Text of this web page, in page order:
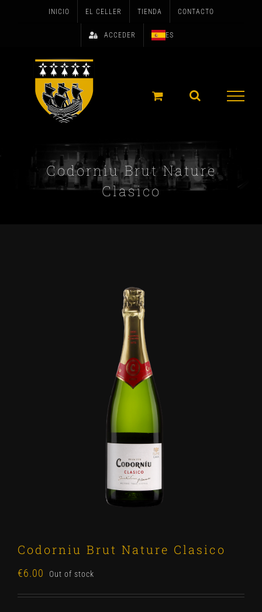
INICIO EL CELLER TIENDA CONTACTO
ACCEDER ES
Codorniu Brut Nature
Clasico
Codorniu Brut Nature Clasico
€6.00 Out of stock